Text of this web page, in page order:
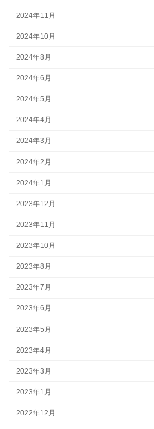
2024年11月
2024年10月
2024年8月
2024年6月
2024年5月
2024年4月
2024年3月
2024年2月
2024年1月
2023年12月
2023年11月
2023年10月
2023年8月
2023年7月
2023年6月
2023年5月
2023年4月
2023年3月
2023年1月
2022年12月